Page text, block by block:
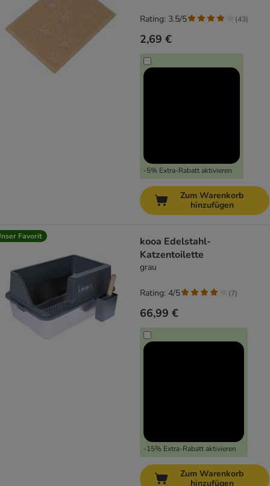
2,69 €
-5% Extra-Rabatt aktivieren
Rating: 3.5/5 (43)
Zum Warenkorb
hinzufügen
Favorit
kooa Edelstahl-
Katzentoilette
grau
66,99 €
-15% Extra-Rabatt aktivieren
Rating: 4/5 (7)
Zum Warenkorb
hinzufügen